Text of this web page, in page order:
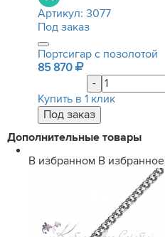
Артикул: 3077
Под заказ
Портсигар с позолотой
85 870
-
Купить в 1 клик
Дополнительные товары
В избранном В избранное